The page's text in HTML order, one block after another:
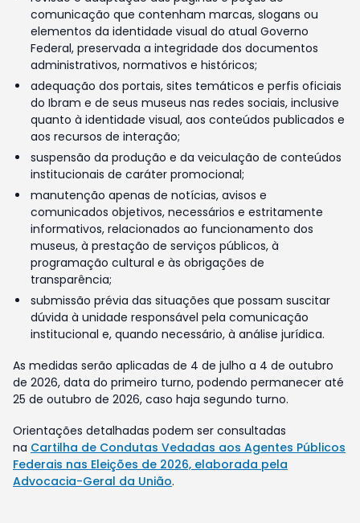
comunicação que contenham marcas, slogans ou
elementos da identidade visual do atual Governo
Federal, preservada a integridade dos documentos
administrativos, normativos e históricos;
adequação dos portais, sites temáticos e perfis oficiais
do Ibram e de seus museus nas redes sociais, inclusive
quanto à identidade visual, aos conteúdos publicados e
aos recursos de interação;
suspensão da produção e da veiculação de conteúdos
institucionais de caráter promocional;
manutenção apenas de notícias, avisos e
comunicados objetivos, necessários e estritamente
informativos, relacionados ao funcionamento dos
museus, à prestação de serviços públicos, à
programação cultural e às obrigações de
transparência;
submissão prévia das situações que possam suscitar
dúvida à unidade responsável pela comunicação
institucional e, quando necessário, à análise jurídica.
As medidas serão aplicadas de 4 de julho a 4 de outubro
de 2026, data do primeiro turno, podendo permanecer até
25 de outubro de 2026, caso haja segundo turno.
Orientações detalhadas podem ser consultadas
na Cartilha de Condutas Vedadas aos Agentes Públicos
Federais nas Eleições de 2026, elaborada pela
Advocacia-Geral da União.